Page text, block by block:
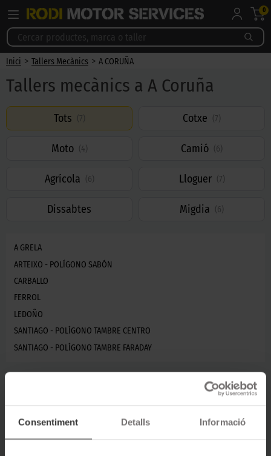
Consentiment Detalls Informació
0
Inici > Tallers Mecànics > A CORUÑA
Tallers mecànics a A Coruña
Tots Cotxe 7)
Moto 4) Camió 6)
Agrícola 6) Lloguer 7)
Dissabtes Migdia 6)
A GRELA
ARTEIXO - POLÍGONO SABÓN
CARBALLO
FERROL
LEDOÑO
SANTIAGO - POLÍGONO TAMBRE CENTRO
SANTIAGO - POLÍGONO TAMBRE FARADAY
Localitza el teu taller mecànic
Coruña